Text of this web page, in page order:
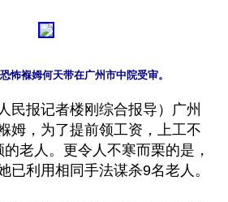
民报记者楼刚综合报导）广州
姆，为了提前领工资，上工不
老人。更令人不寒而栗的是，
已利用相同手法谋杀9名老人。